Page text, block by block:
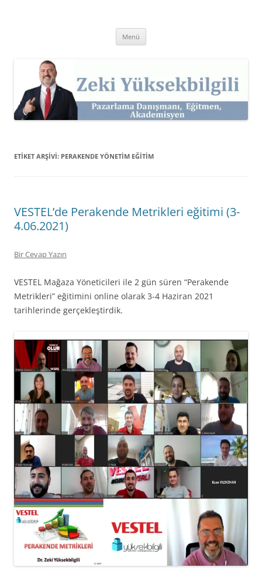
Kişisel Web Sitesi.
Menü
ETIKET ARŞIVI: PERAKENDE YÖNETIM EĞITIM
VESTEL’de Perakende Metrikleri eğitimi (3-
4.06.2021)
Bir Cevap Yazın
VESTEL Mağaza Yöneticileri ile 2 gün süren “Perakende
Metrikleri” eğitimini online olarak 3-4 Haziran 2021
tarihlerinde gerçekleştirdik.